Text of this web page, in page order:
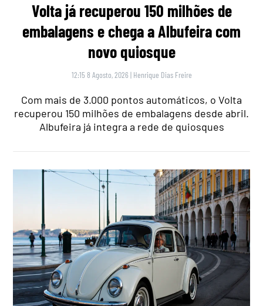
Volta já recuperou 150 milhões de
embalagens e chega a Albufeira com
novo quiosque
12:15 8 Agosto, 2026 | Henrique Dias Freire
Com mais de 3.000 pontos automáticos, o Volta
recuperou 150 milhões de embalagens desde abril.
Albufeira já integra a rede de quiosques